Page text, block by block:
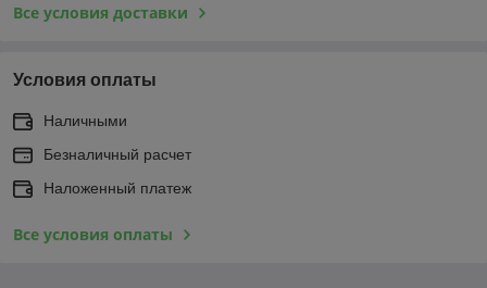
Все условия доставки
Условия оплаты
Наличными
Безналичный расчет
Наложенный платеж
Все условия оплаты